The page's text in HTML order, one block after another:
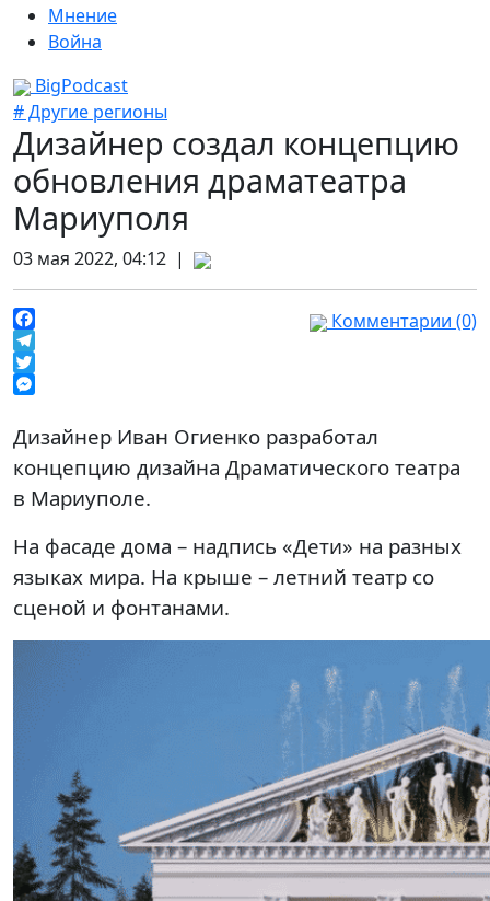
Мнение
Война
BigPodcast
# Другие регионы
Дизайнер создал концепцию
обновления драматеатра
Мариуполя
03 мая 2022, 04:12 |
Facebook
Telegram
Twitter
Комментарии (0)
Дизайнер Иван Огиенко разработал
концепцию дизайна Драматического театра
в Мариуполе.
На фасаде дома – надпись «Дети» на разных
языках мира. На крыше – летний театр со
сценой и фонтанами.